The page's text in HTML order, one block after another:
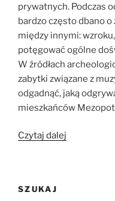
prywatnych. Podczas
bardzo często dbano o
między innymi:
potęgować ogólne
W źródłach
zabytki związane z
odgadnąć, jaką
mieszkańców
Czytaj dalej
SZUKAJ